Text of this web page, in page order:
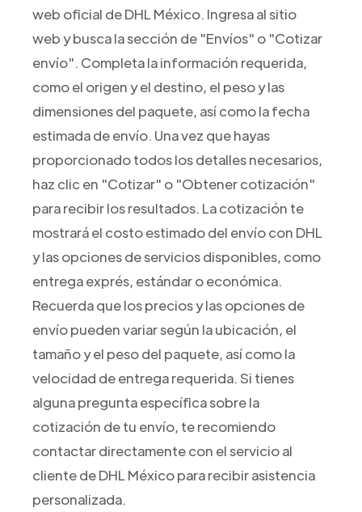
web oficial de DHL México. Ingresa al sitio
web y busca la sección de "Envíos" o "Cotizar
envío". Completa la información requerida,
como el origen y el destino, el peso y las
dimensiones del paquete, así como la fecha
estimada de envío. Una vez que hayas
proporcionado todos los detalles necesarios,
haz clic en "Cotizar" o "Obtener cotización"
para recibir los resultados. La cotización te
mostrará el costo estimado del envío con DHL
y las opciones de servicios disponibles, como
entrega exprés, estándar o económica.
Recuerda que los precios y las opciones de
envío pueden variar según la ubicación, el
tamaño y el peso del paquete, así como la
velocidad de entrega requerida. Si tienes
alguna pregunta específica sobre la
cotización de tu envío, te recomiendo
contactar directamente con el servicio al
cliente de DHL México para recibir asistencia
personalizada.